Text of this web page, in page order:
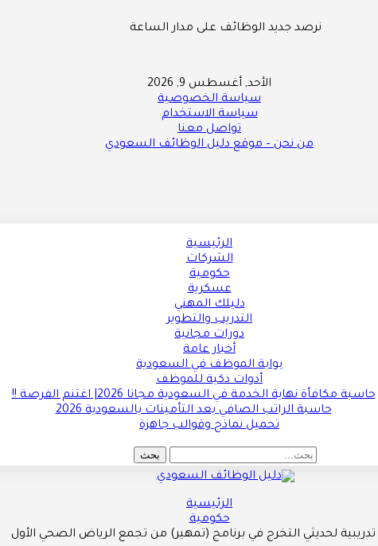
نرصد جديد الوظائف على مدار الساعة
الأحد, أغسطس 9, 2026
سياسة الخصوصية
سياسة الاستخدام
تواصل معنا
من نحن – موقع دليل الوظائف السعودي
الرئيسية
الشركات
حكومية
عسكرية
دليلك المهني
التدريب والتطوير
دورات مجانية
أخبار عامة
بوابة الموظف في السعودية
أدوات ذكية للموظف
حاسبة مكافأة نهاية الخدمة في السعودية مجانا 2026| اغتنم الفرصة !!
حاسبة الراتب الصافي بعد التأمينات بالسعودية 2026
تحميل نماذج وقوالب جاهزة
الرئيسية
حكومية
لحديثي التخرج في برنامج (تمهير) من تجمع الرياض الصحي الأول